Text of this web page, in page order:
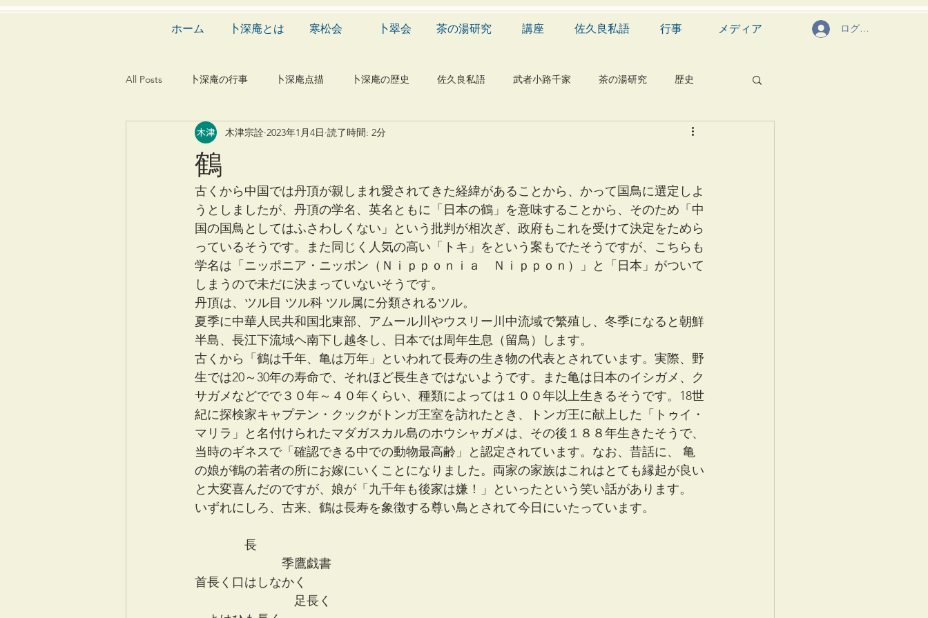
ホーム 卜深庵とは 寒松会 卜翠会 茶の湯研究 講座 佐久良私語 行事 メディア ログイン
All Posts 卜深庵の行事 卜深庵点描 卜深庵の歴史 佐久良私語 武者小路千家 茶の湯研究 歴史
漢詩 俳諧 文学 有職 食文化
建築 造園 動物 植物 自然科学 音楽 メディア blog 芸能 茶道具
鶴
木津宗詮 2023年1月4日 読了時間: 2分
古くから中国では丹頂が親しまれ愛されてきた経緯があることから、かって国鳥に選定しよ
うとしましたが、丹頂の学名、英名ともに「日本の鶴」を意味することから、そのため「中
国の国鳥としてはふさわしくない」という批判が相次ぎ、政府もこれを受けて決定をためら
っているそうです。また同じく人気の高い「トキ」をという案もでたそうですが、こちらも
学名は「ニッポニア・ニッポン（Ｎｉｐｐｏｎｉａ　Ｎｉｐｐｏｎ）」と「日本」がついて
しまうので未だに決まっていないそうです。
丹頂は、ツル目 ツル科 ツル属に分類されるツル。
夏季に中華人民共和国北東部、アムール川やウスリー川中流域で繁殖し、冬季になると朝鮮
半島、長江下流域ヘ南下し越冬し、日本では周年生息（留鳥）します。
古くから「鶴は千年、亀は万年」といわれて長寿の生き物の代表とされています。実際、野
生では20～30年の寿命で、それほど長生きではないようです。また亀は日本のイシガメ、ク
サガメなどでで３０年～４０年くらい、種類によっては１００年以上生きるそうです。18世
紀に探検家キャプテン・クックがトンガ王室を訪れたとき、トンガ王に献上した「トゥイ・
マリラ」と名付けられたマダガスカル島のホウシャガメは、その後１８８年生きたそうで、
当時のギネスで「確認できる中での動物最高齢」と認定されています。なお、昔話に、 亀
の娘が鶴の若者の所にお嫁にいくことになりました。両家の家族はこれはとても縁起が良い
と大変喜んだのですが、娘が「九千年も後家は嫌！」といったという笑い話があります。
いずれにしろ、古来、鶴は長寿を象徴する尊い鳥とされて今日にいたっています。
長
季鷹戯書
首長く口はしなかく
足長く